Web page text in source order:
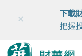
財華智庫網
×
下載
把握